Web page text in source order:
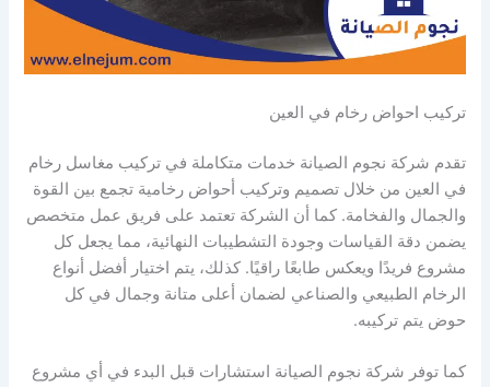
تركيب احواض رخام في العين
تقدم شركة نجوم الصيانة خدمات متكاملة في تركيب مغاسل رخام
في العين من خلال تصميم وتركيب أحواض رخامية تجمع بين القوة
والجمال والفخامة. كما أن الشركة تعتمد على فريق عمل متخصص
يضمن دقة القياسات وجودة التشطيبات النهائية، مما يجعل كل
مشروع فريدًا ويعكس طابعًا راقيًا. كذلك، يتم اختيار أفضل أنواع
الرخام الطبيعي والصناعي لضمان أعلى متانة وجمال في كل
حوض يتم تركيبه.
كما توفر شركة نجوم الصيانة استشارات قبل البدء في أي مشروع